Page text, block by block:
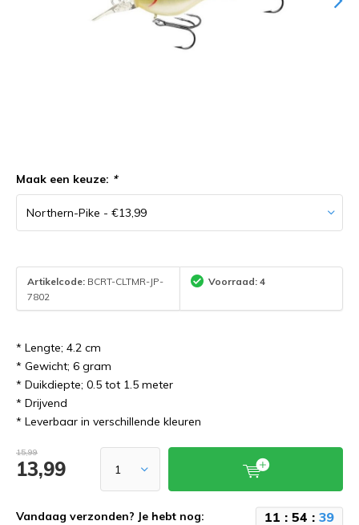
Maak een keuze: *
Artikelcode: BCRT-CLTMR-JP-
7802
Voorraad: 4
* Lengte; 4.2 cm
* Gewicht; 6 gram
* Duikdiepte; 0.5 tot 1.5 meter
* Drijvend
* Leverbaar in verschillende kleuren
15,99
13,99
Vandaag verzonden? Je hebt nog: 11 : 54 : 39